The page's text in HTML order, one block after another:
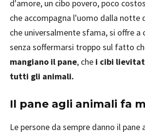
d'amore, un cibo povero, poco
che accompagna l'uomo dalla notte
che universalmente sfama, si offre a
senza soffermarsi troppo sul fatto
mangiano il pane, che i cibi
tutti gli animali.
Il pane agli animali fa
Le persone da sempre danno il pane